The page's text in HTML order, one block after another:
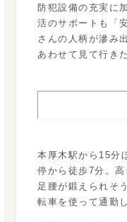
防犯設備の充実に
活のサポートも「
さんの人柄が滲み
あわせて見て行き
本厚木駅から15分
停から徒歩7分。高
足腰が鍛えられそ
転車を使って通勤